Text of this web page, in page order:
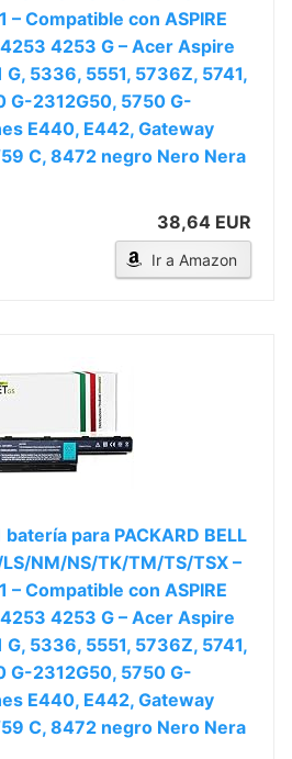
– Compatible con ASPIRE
4253 G – Acer Aspire
G, 5336, 5551, 5736Z, 5741,
G-2312G50, 5750 G-
E440, E442, Gateway
C, 8472 negro Nero Nera
38,64 EUR
Ir a Amazon
para PACKARD BELL
NM/NS/TK/TM/TS/TSX –
– Compatible con ASPIRE
4253 G – Acer Aspire
G, 5336, 5551, 5736Z, 5741,
G-2312G50, 5750 G-
E440, E442, Gateway
C, 8472 negro Nero Nera